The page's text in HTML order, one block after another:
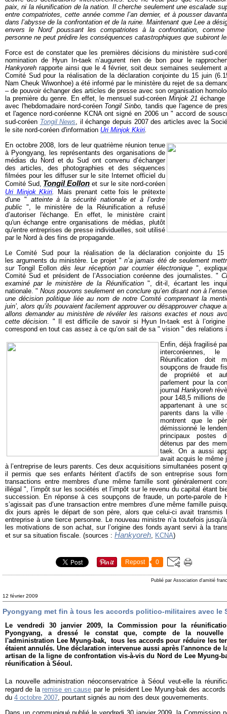
paix, ni la réunification de la nation. Il cherche seulement une escalade
entre compatriotes,
cette année comme l’an dernier, et à pousser
dans l’abysse de la confrontation et de la ruine. Maintenant que Lee a
envers le Nord’ poussant les compatriotes à la confrontation, comme
personne ne peut prédire les conséquences catastrophiques que subiront
Force est de constater que les premières décisions du ministère sud-
nomination de Hyun In-taek n’augurent rien de bon pour le
Hankyoreh rapporte ainsi que le 4 février, soit deux semaines seulement
Comité Sud pour la réalisation de la déclaration conjointe du 15 juin
Nam Cheuk Wiwonhoe) a été informé par le ministère du rejet de sa
– de pouvoir échanger des articles de presse avec son organisation
la première du genre. En effet, l e mensuel sud-coréenMinjok 21
avec l'hebdomadaire nord-coréen Tongil Sinbo, tandis que l'agence de
et l'agence nord-coréenne KCNA ont signé en 2006 un " accord de
sud-coréen Tongil News , il échange depuis 2007 des articles avec la
le site nord-coréen d'information Uri Minjok Kkiri
En octobre 2008, lors de leur quatrième réunion tenue
à Pyongyang, les représentants des organisations de
médias du Nord et du Sud ont convenu d’échanger
des articles, des photographies et des séquences
filmées pour les diffuser sur le site Internet officiel du
ComitéSud, Tongil Eollon et sur le site nord-coréen
Uri Minjok Kkiri
Mais prenant cette fois le prétexte
d'une " atteinte à la sécurité nationale et à l’ordre
public ", le ministère de la Réunification a refusé
d’autoriser l'échange. En effet, le ministère craint
qu'un échange entre organisations de médias, plutôt
qu'entre entreprises de presse individuelles, soit utilisé
par le Nord à des fins de propagande.
Le Comité Sud pour la réalisation de la déclaration conjointe du
les arguments du ministère. Le projet "n’a jamais été de seulement
surTongil Eollon dès leur réception par courrier électronique ",
Comité Sud et président de l’Association coréenne des journalistes. "
examiné par le ministère de la Réunification", dit-il, écartant les
nationale. "Nous pouvons seulement en conclure qu’en disant non à
une décision politique liée au nom de notre Comité comprenant la
juin’, alors qu’ils pouvaient facilement approuver ou désapprouver chaque
allons demander au ministère de révéler les raisons exactes et nous
cette décision . "
Il est difficile de savoir si Hyun In-taek est à
correspond en tout cas assez à ce qu’on sait de sa " vision " des
Enfin, déjà fragilisé
intercoréennes,
Réunification doit
soupçons de fraude
de propriété et
parlement pour la
journalHankyoreh
pour 148,5 millions
appartenant à une
parents dans la ville
montrent que le
démissionné le
principaux postes
détenus par des
taek. On a aussi
avait acquis le même
à l’entreprise de leurs parents. Ces deux acquisitions simultanées posent
il permis que ses enfants héritent d’actifs de son entreprise sous
transactions entre membres d’une même famille sont généralement
illégal ", l’impôt sur les sociétés et l’impôt sur le revenu du capital étant
succession. En réponse à ces soupçons de fraude, un porte-parole de
s’agissait pas d’une transaction entre membres d’une même famille
dix jours après le départ de son père, alors que celui-ci avait
entreprise à une tierce personne. Le nouveau ministre n’a toutefois
les motivations de son achat, sur l’origine des fonds ayant servi à la
et sur sa situation fiscale. (sources : Hankyoreh KCNA)
Repost 0
Publié par Association d'amitié
12 février 2009
Pyongyang met fin à tous les accords politico-militaires avec le
Le vendredi 30 janvier 2009, la Commission pour la
Pyongyang, a dressé le constat que, compte de la nouvelle
l'administration Lee Myung-bak,
tous les accords pour réduire les
étaient annulés. Une déclaration intervenue aussi après l'annonce de
artisan de la ligne de confrontation vis-à-vis du Nord de Lee Myung-
réunification à Séoul.
La nouvelle administration néoconservatrice à Séoul veut-elle la
regard de la remise en cause par le président Lee Myung-bak des
du 4 octobre 2007, pourtant signés au nom des deux gouvernements.